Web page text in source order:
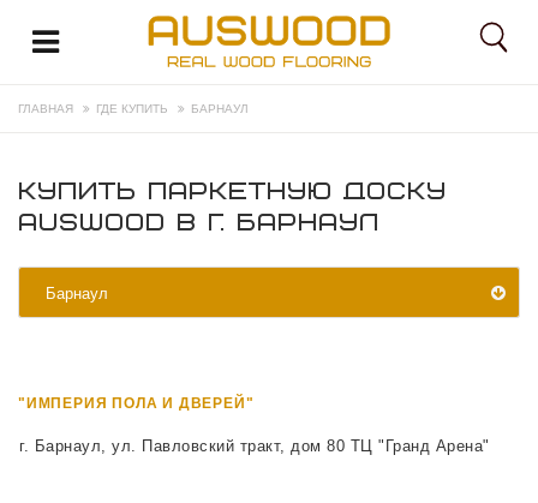
ГЛАВНАЯ ГДЕ КУПИТЬ БАРНАУЛ
КУПИТЬ ПАРКЕТНУЮ ДОСКУ
AUSWOOD В Г. БАРНАУЛ
Барнаул
"ИМПЕРИЯ ПОЛА И ДВЕРЕЙ"
г. Барнаул, ул. Павловский тракт, дом 80 ТЦ "Гранд Арена"